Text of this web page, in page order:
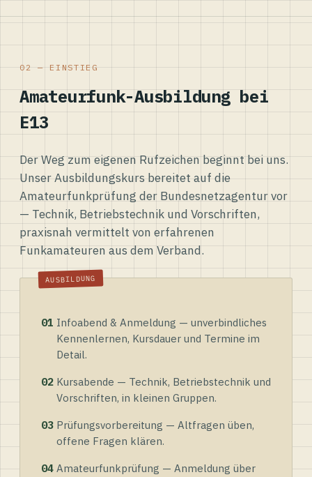
02 — EINSTIEG
Amateurfunk-Ausbildung bei
E13
Der Weg zum eigenen Rufzeichen beginnt bei uns.
Unser Ausbildungskurs bereitet auf die
Amateurfunkprüfung der Bundesnetzagentur vor
— Technik, Betriebstechnik und Vorschriften,
praxisnah vermittelt von erfahrenen
Funkamateuren aus dem Verband.
01 Infoabend & Anmeldung — unverbindliches
Kennenlernen, Kursdauer und Termine im
Detail.
02 Kursabende — Technik, Betriebstechnik und
Vorschriften, in kleinen Gruppen.
03 Prüfungsvorbereitung — Altfragen üben,
offene Fragen klären.
04 Amateurfunkprüfung — Anmeldung über